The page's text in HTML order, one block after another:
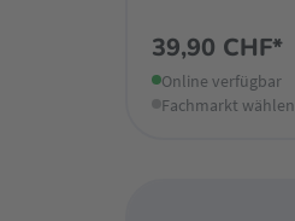
39,90 CHF*
Online verfügbar
Fachmarkt wählen